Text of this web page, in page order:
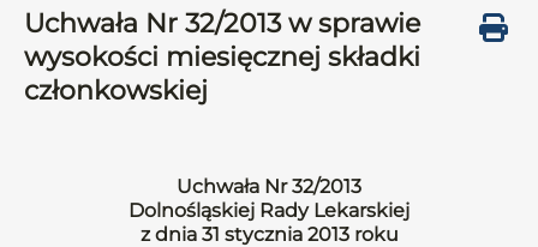
Uchwała Nr 32/2013 w sprawie
wysokości miesięcznej składki
członkowskiej
Uchwała Nr 32/2013
Dolnośląskiej Rady Lekarskiej
z dnia 31 stycznia 2013 roku